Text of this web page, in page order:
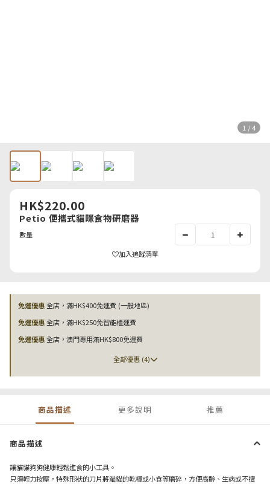
1 / 4
HK$220.00
Petio 便攜式貓咪食物研磨器
數量
加入追蹤清單
免運優惠全店，滿HK$400免運費 (一般地區)
免運優惠全店，滿HK$250免智能櫃運費
免運優惠全店，澳門專用滿HK$800免運費
全部優惠 (4)
商品描述 更多說明 推薦
商品描述
讓貓貓狗狗健康輕鬆進食的小工具。
只須輕力按壓， 特殊形狀的刀片將貓貓的乾糧或小食等磨碎，方便高齡、生病或不擅